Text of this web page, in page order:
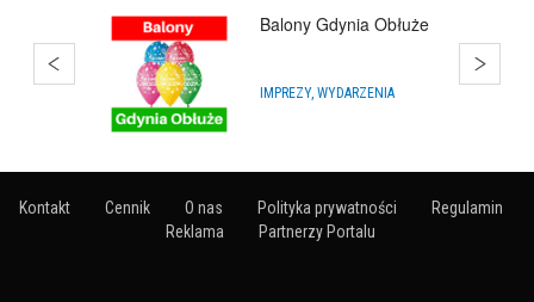
Balony Rumia
ARTYKUŁY NA IMPREZY
Kontakt Cennik O nas Polityka prywatności
Regulamin
Reklama
Partnerzy Portalu